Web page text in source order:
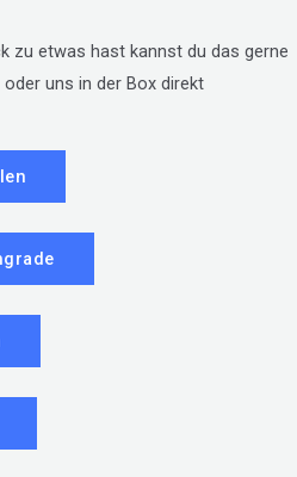
zu etwas hast kannst du das gerne
uns in der Box direkt